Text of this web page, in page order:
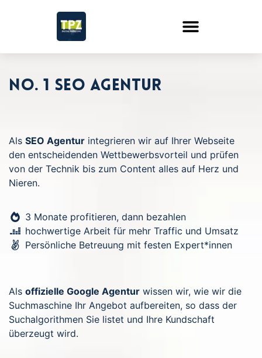
No. 1 SEO Agentur
Als SEO Agentur integrieren wir auf Ihrer Webseite
den entscheidenden Wettbewerbsvorteil und prüfen
von der Technik bis zum Content alles auf Herz und
Nieren.
3 Monate profitieren, dann bezahlen
hochwertige Arbeit für mehr Traffic und Umsatz
Persönliche Betreuung mit festen Expert*innen
Als offizielle Google Agentur wissen wir, wie wir die
Suchmaschine Ihr Angebot aufbereiten, so dass der
Suchalgorithmen Sie listet und Ihre Kundschaft
überzeugt wird.